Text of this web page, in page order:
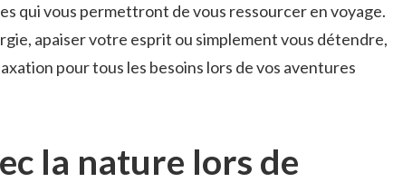
qui​ vous permettront de⁤ vous ressourcer en voyage.
apaiser‍ votre esprit ou simplement vous détendre,
pour tous ​les⁣ besoins lors de vos aventures
la nature ⁤lors ⁣de